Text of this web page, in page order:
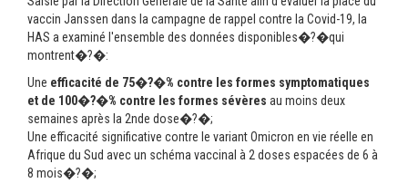
vaccin Janssen dans la campagne de rappel contre la Covid-19, la
HAS a examiné l'ensemble des données disponibles�?�qui
montrent�?�:
Une efficacité de 75�?�% contre les formes symptomatiques
et de 100�?�% contre les formes sévères au moins deux
semaines après la 2nde dose�?�;
Une efficacité significative contre le variant Omicron en vie réelle en
Afrique du Sud avec un schéma vaccinal à 2 doses espacées de 6 à
8 mois�?�;